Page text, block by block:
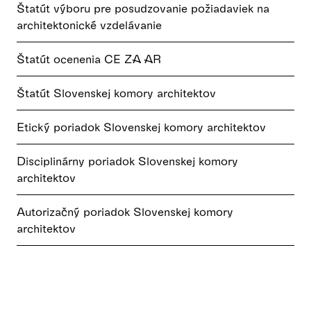
Štatút výboru pre posudzovanie požiadaviek na
architektonické vzdelávanie
Štatút ocenenia CE ZA AR
Štatút Slovenskej komory architektov
Etický poriadok Slovenskej komory architektov
Disciplinárny poriadok Slovenskej komory
architektov
Autorizačný poriadok Slovenskej komory
architektov